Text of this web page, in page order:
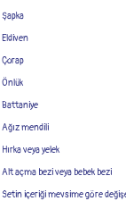
Şapka
Eldiven
Çorap
Önlük
Battaniye
Ağız mendili
Hırka veya yelek
Alt açma bezi veya bebek bezi
Setin içeriği mevsime göre